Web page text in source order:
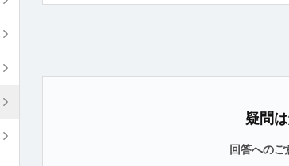
疑問
回答へのご